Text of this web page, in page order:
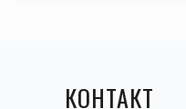
КОНТАКТ